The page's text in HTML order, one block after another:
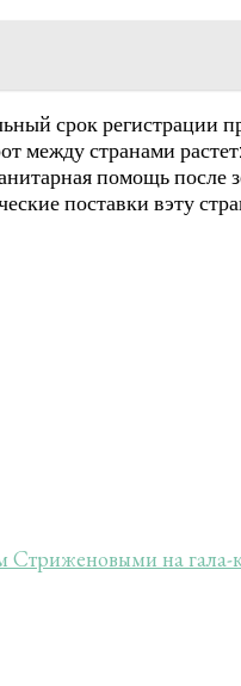
срок регистрации
между странами
помощь
поставки вэту
Стриженовыми на